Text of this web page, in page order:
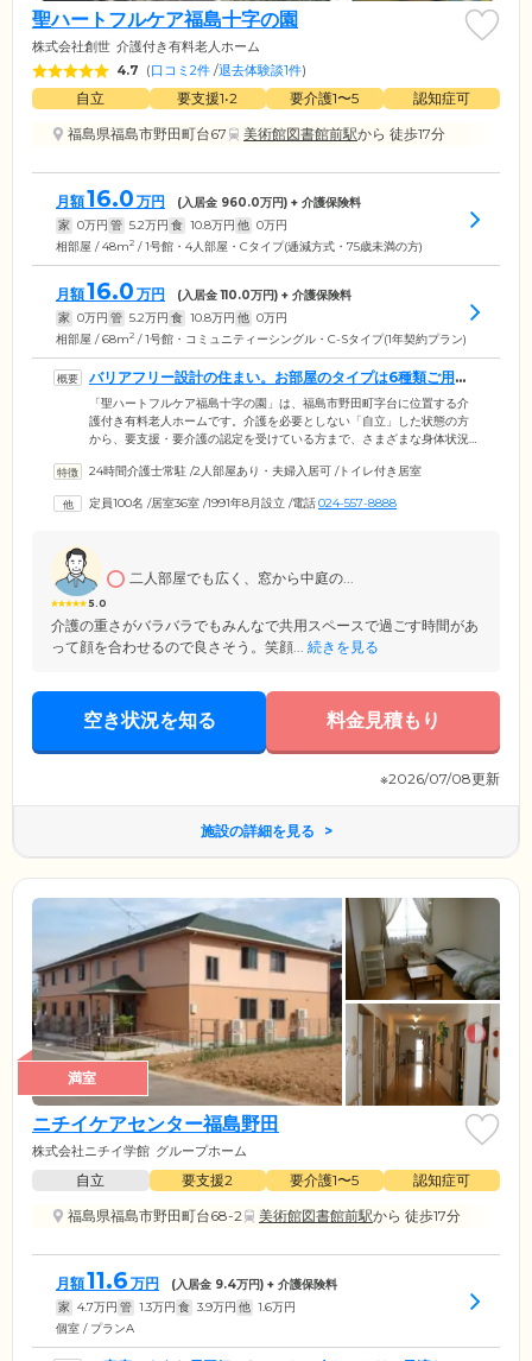
聖ハートフルケア福島十字の園
株式会社創世 介護付き有料老人ホーム
4.7 (口コミ2件 /退去体験談1件)
自立 要支援1•2 要介護1〜5
認知症可
福島県福島市野田町台67
美術館図書館前駅から 徒歩17分
月額16.0 万円 (入居金 960.0万円) + 介護保険料
家 0万円 管 5.2万円 食 10.8万円 他 0万円
相部屋 / 48m2 / 1号館・4人部屋・Cタイプ(逓減方式・75歳未満の方)
月額16.0 万円 (入居金110.0万円) + 介護保険料
家 0万円 管 5.2万円 食 10.8万円 他 0万円
相部屋 / 68m2 / 1号館・コミュニティーシングル・C-Sタイプ(1年契約プラン)
バリアフリー設計の住まい。お部屋のタイプは6種類ご用意
しています
「聖ハートフルケア福島十字の園」は、福島市野田町字台に位置する介
護付き有料老人ホームです。介護を必要としない「自立」した状態の方
から、要支援・要介護の認定を受けている方まで、さまざまな身体状況
リアフリー設計を採用。段差をなくし各所に手すりを設置しているの
居者様がお住まいになるお部屋は6タイプご用意。プライバシーに配慮し
24時間介護士常駐 /2人部屋あり・夫婦入居可 /トイレ付き居室
定員100名 /居室36室 /1991年8月設立 /電話024-557-8888
5.0
二人部屋でも広く、窓から中庭の...
介護の重さがバラバラでもみんなで共用スペースで過ごす時間があ
って顔を合わせるので良さそう。笑顔... 続きを見る
空き状況を知る 料金見積もり
※2026/07/08更新
施設の詳細を見る
満室
ニチイケアセンター福島野田
株式会社ニチイ学館 グループホーム
自立 要支援2 要介護1〜5
認知症可
福島県福島市野田町台68-2
美術館図書館前駅から 徒歩17分
月額11.6 万円 (入居金 9.4万円) + 介護保険料
家 4.7万円 管 1.3万円 食 3.9万円 他 1.6万円
個室 / プランA